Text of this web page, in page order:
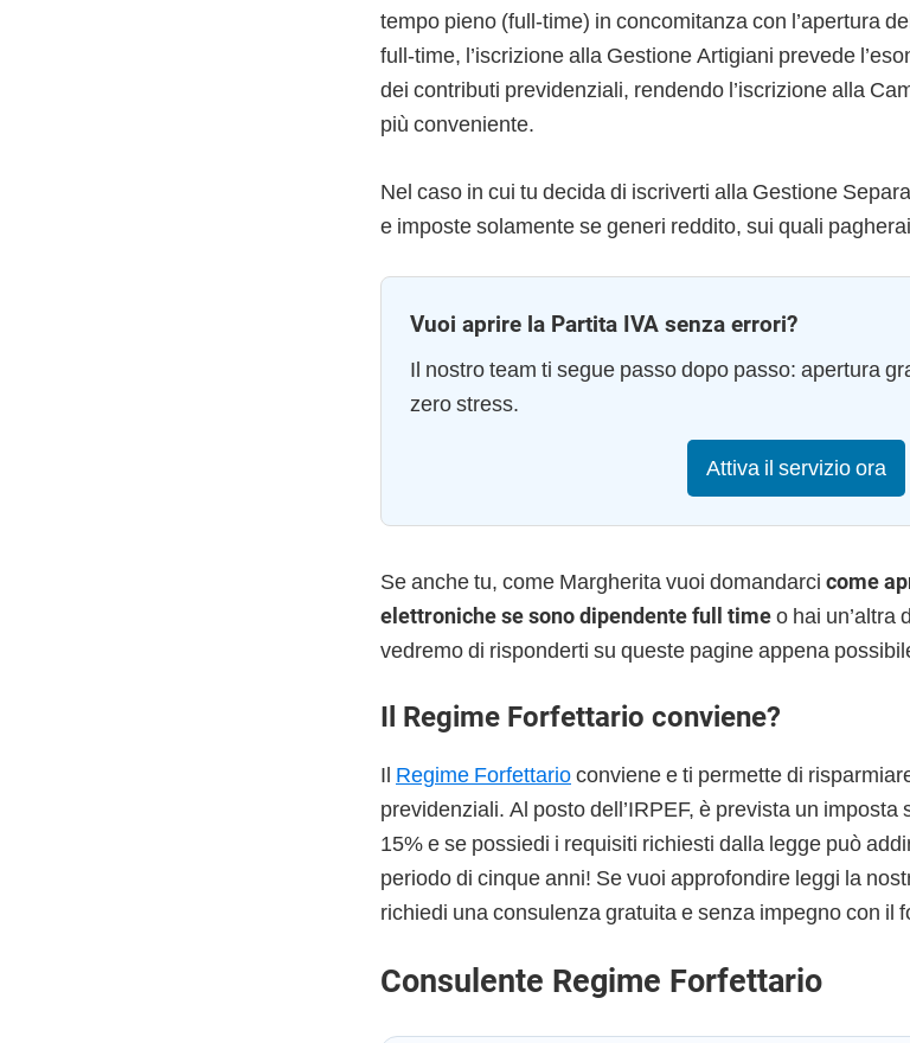
tempo pieno (full-time) in concomitanza con l’apertura
full-time, l’iscrizione alla Gestione Artigiani prevede
dei contributi previdenziali, rendendo l’iscrizione alla
più conveniente.
Nel caso in cui tu decida di iscriverti alla Gestione
e imposte solamente se generi reddito, sui quali
Vuoi aprire la Partita IVA senza errori?
Il nostro team ti segue passo dopo passo: apertura
zero stress.
Attiva il servizio ora
Se anche tu, come Margherita vuoi domandarci come
elettroniche se sono dipendente full timeo hai un’altra
vedremo di risponderti su queste pagine appena
Il Regime Forfettario conviene?
Il Regime Forfettarioconviene e ti permette di
previdenziali. Al posto dell’IRPEF, è prevista un
15% e se possiedi i requisiti richiesti dalla legge può
periodo di cinque anni! Se vuoi approfondire leggi la
richiedi una consulenza gratuita e senza impegno con il
Consulente Regime Forfettario